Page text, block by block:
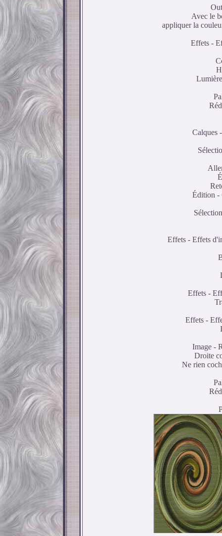
Avec le
appliquer la
Effets -
Calques
Édition -
Effets - Effets
Effets -
Effets -
Image -
Droite
Ne rien